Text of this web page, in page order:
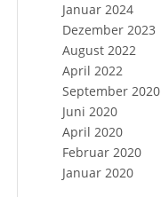
Januar 2024
Dezember 2023
August 2022
April 2022
September 2020
Juni 2020
April 2020
Februar 2020
Januar 2020